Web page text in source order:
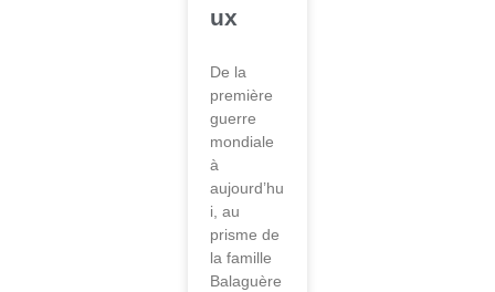
ux
De la
première
guerre
mondiale
à
aujourd’hu
i, au
prisme de
la famille
Balaguère